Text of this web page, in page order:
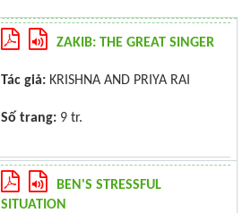
ZAKIB: THE GREAT SINGER
Tác giả: KRISHNA AND PRIYA RAI
Số trang: 9 tr.
BEN'S STRESSFUL
SITUATION